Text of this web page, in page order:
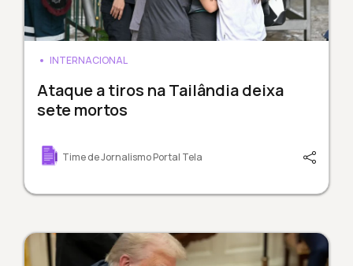
INTERNACIONAL
Ataque a tiros na Tailândia deixa
sete mortos
Time de Jornalismo Portal Tela